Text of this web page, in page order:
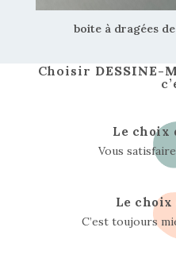
boite à dragées
Choisir DESSINE-
Le choix
Vous
Le choix
C’est toujours